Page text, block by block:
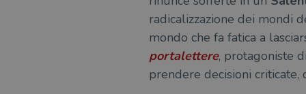
radicalizzazione dei mondi
mondo che fa fatica a
portalettere, protagoniste di
prendere decisioni
msToken